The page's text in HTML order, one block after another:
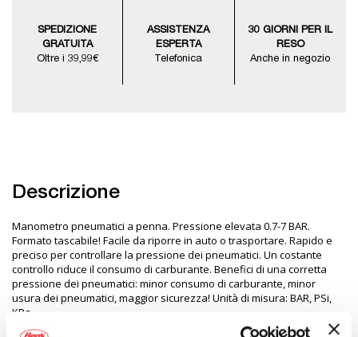
SPEDIZIONE
GRATUITA
Oltre i 39,99€
ASSISTENZA
ESPERTA
Telefonica
30 GIORNI PER IL
RESO
Anche in negozio
Descrizione
Manometro pneumatici a penna. Pressione elevata 0.7-7 BAR.
Formato tascabile! Facile da riporre in auto o trasportare. Rapido e
preciso per controllare la pressione dei pneumatici. Un costante
controllo riduce il consumo di carburante. Benefici di una corretta
pressione dei pneumatici: minor consumo di carburante, minor
usura dei pneumatici, maggior sicurezza! Unità di misura: BAR, PSi,
KPa